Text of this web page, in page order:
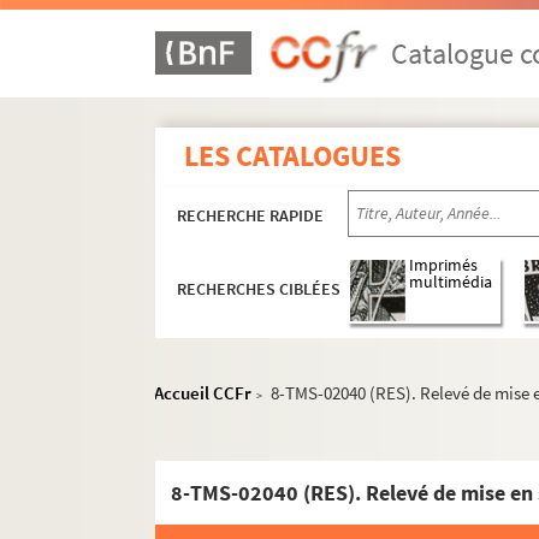
Catalogue
LES CATALOGUES
RECHERCHE RAPIDE
RECHERCHES CIBLÉES
Imprimés
multimédia
Accueil CCFr > 8-TMS-02040 (RES). Relevé de
8-TMS-02040 (RES). Relevé de mise
Ivan Tourgueniev. La provinciale. Traduction
Willy et Andrée Cocotte. P'stt ! : vaudeville
Henry Gauthier-Villard (Willy), Luvey. Le
Fabre Doran. P'tite marraine ou filleule de
Georges Feydeau. La puce à l'oreille : pièce
Jean de Létraz. La pucelle d'Auteuil : pièce
Georges Fagot. La pucelle de Belleville :
Georges-Bernard Shaw. Pygmalion :
Brendan Behan. The quare fellow :
Melly Mellow. Quatre dames bien chambrées